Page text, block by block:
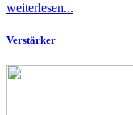
weiterlesen...
Verstärker